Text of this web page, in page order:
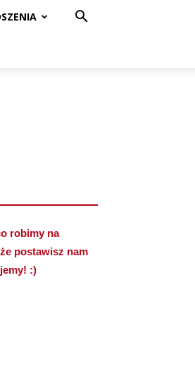
robimy na
postawisz nam
:)